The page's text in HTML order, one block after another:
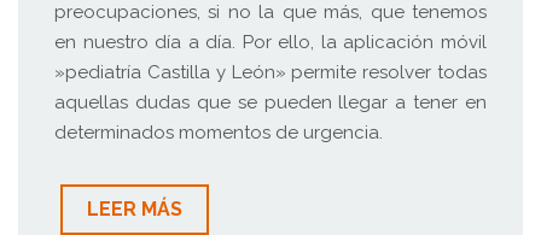
preocupaciones, si no la que más, que tenemos
en nuestro día a día. Por ello, la aplicación móvil
»pediatría Castilla y León» permite resolver todas
aquellas dudas que se pueden llegar a tener en
determinados momentos de urgencia.
LEER MÁS